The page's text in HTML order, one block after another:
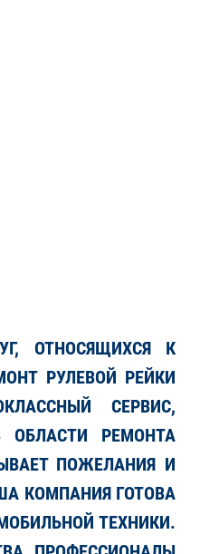
ОТНОСЯЩИХСЯ К
РУЛЕВОЙ РЕЙКИ
СЕРВИС,
РЕМОНТА
ПОЖЕЛАНИЯ И
КОМПАНИЯ ГОТОВА
ТЕХНИКИ.